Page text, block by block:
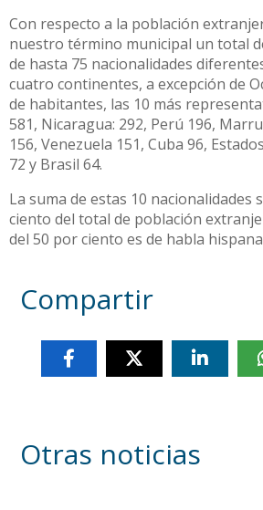
Con respecto a la población
nuestro término municipal un total
de hasta 75 nacionalidades
cuatro continentes, a excepción de
de habitantes, las 10 más
581, Nicaragua: 292, Perú 196,
156, Venezuela 151, Cuba 96,
72 y Brasil 64.
La suma de estas 10 nacionalidades
ciento del total de población
del 50 por ciento es de habla
Compartir
Otras noticias